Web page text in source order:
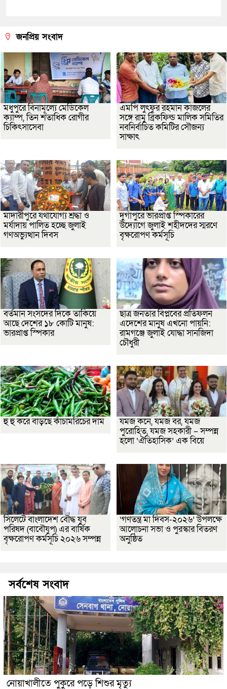
জনপ্রিয় সংবাদ
মধুপুরে বিনামূল্যে মেডিকেল
ক্যাম্প, তিন শতাধিক রোগীর
চিকিৎসাসেবা
এমপি লুৎফুর রহমান কাজলের
সঙ্গে রামু ব্রিকফিল্ড মালিক সমিতির
নবনির্বাচিত কমিটির সৌজন্য
সাক্ষাৎ
মাদারীপুরে যথাযোগ্য শ্রদ্ধা ও
মর্যাদায় পালিত হচ্ছে জুলাই
গণঅভ্যুত্থান দিবস
দুর্গাপুরে ভারপ্রাপ্ত স্পিকারের
উদ্যোগে জুলাই শহীদদের স্মরণে
বৃক্ষরোপণ কর্মসূচি
বর্তমান সংসদের দিকে তাকিয়ে
আছে দেশের ১৮ কোটি মানুষ:
ভারপ্রাপ্ত স্পিকার
ছাত্র জনতার বিপ্লবের প্রতিফলন
এদেশের মানুষ এখনো পায়নি:
রামগঞ্জে জুলাই যোদ্ধা সানজিদা
চৌধুরী
হু হু করে বাড়ছে কাঁচামরিচের দাম
যমজ কনে, যমজ বর, যমজ
পুরোহিত, যমজ সহকারী – সম্পন্ন
হলো ‘ঐতিহাসিক’ এক বিয়ে
সিলেটে বাংলাদেশ বৌদ্ধ যুব
পরিষদ (বাবৌযুপ) এর বার্ষিক
বৃক্ষরোপণ কর্মসূচি ২০২৬ সম্পন্ন
‘গণতন্ত্র মা দিবস-২০২৬’ উপলক্ষে
আলোচনা সভা ও পুরস্কার বিতরণ
অনুষ্ঠিত
সর্বশেষ সংবাদ
নোয়াখালীতে পুকুরে পড়ে শিশুর মৃত্যু